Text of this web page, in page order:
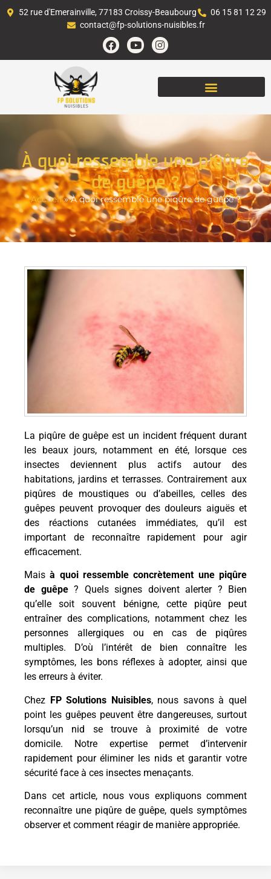
52 rue d'Emerainville, 77183 Croissy-Beaubourg
06 15 81 12 29
contact@fp-solutions-nuisibles.fr
À quoi ressemble une piqûre
de guêpe ?
Accueil»À quoi ressemble une piqûre de guêpe ?
La piqûre de guêpe est un incident fréquent durant
les beaux jours, notamment en été, lorsque ces
insectes deviennent plus actifs autour des
habitations, jardins et terrasses. Contrairement aux
piqûres de moustiques ou d’abeilles, celles des
guêpes peuvent provoquer des douleurs aiguës et
des réactions cutanées immédiates, qu’il est
important de reconnaître rapidement pour agir
efficacement.
Maisà quoi ressemble concrètement une piqûre
de guêpe? Quels signes doivent alerter ? Bien
qu’elle soit souvent bénigne, cette piqûre peut
entraîner des complications, notamment chez les
personnes allergiques ou en cas de piqûres
multiples. D’où l’intérêt de bien connaître les
symptômes, les bons réflexes à adopter, ainsi que
les erreurs à éviter.
Chez FP Solutions Nuisibles, nous savons à quel
point les guêpes peuvent être dangereuses, surtout
lorsqu’un nid se trouve à proximité de votre
domicile. Notre expertise permet d’intervenir
rapidement pour éliminer les nids et garantir votre
sécurité face à ces insectes menaçants.
Dans cet article, nous vous expliquons comment
reconnaître une piqûre de guêpe, quels symptômes
observer et comment réagir de manière appropriée.